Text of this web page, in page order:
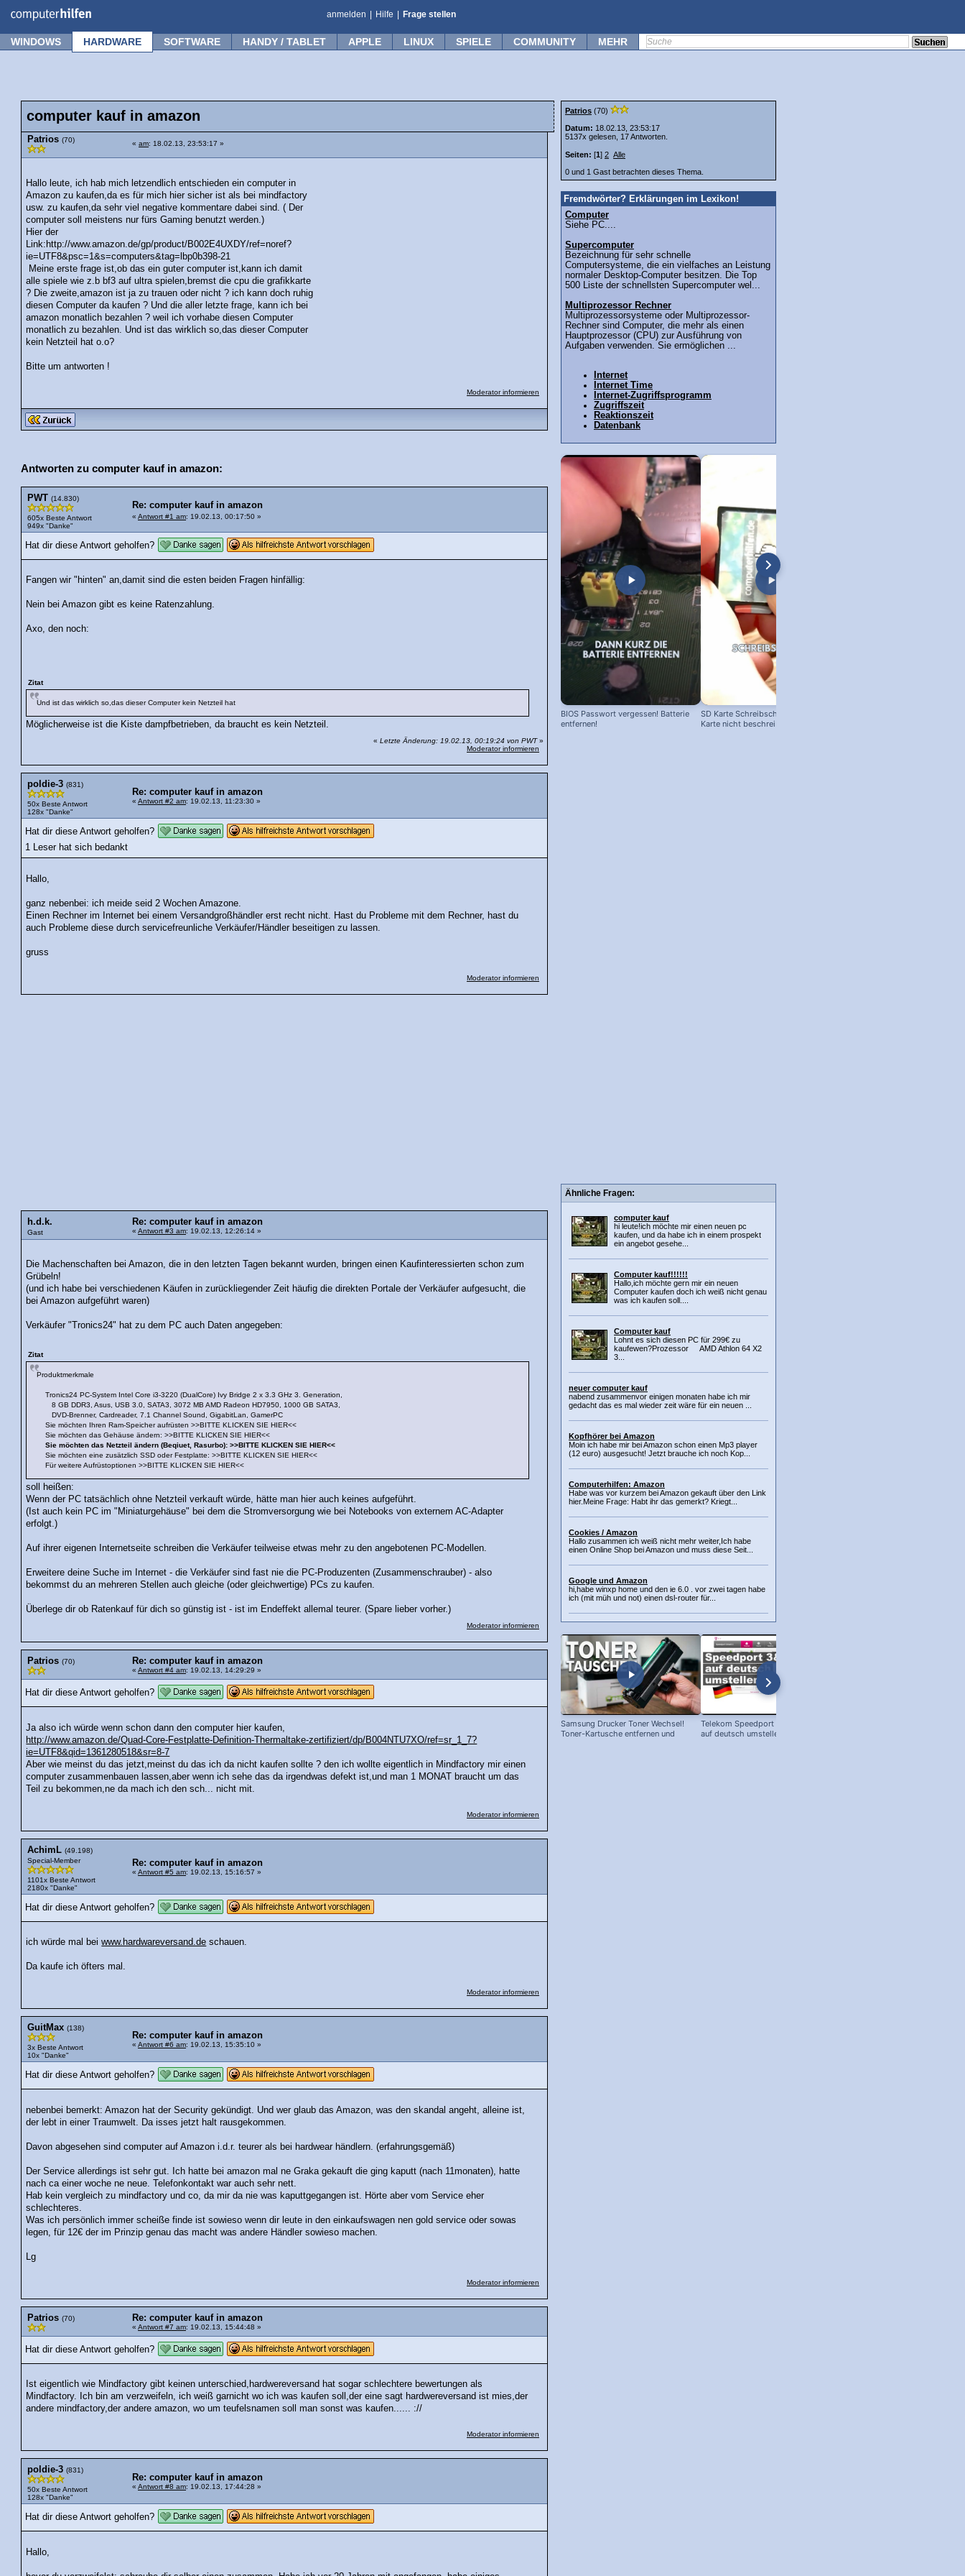
anmelden Hilfe Frage stellen
WINDOWS HARDWARE SOFTWARE HANDY / TABLET APPLE LINUX SPIELE COMMUNITY MEHR
computer kauf in amazon
Patrios (70) « am: 18.02.13, 23:53:17 »
Hallo leute, ich hab mich letzendlich entschieden ein computer in
Amazon zu kaufen,da es für mich hier sicher ist als bei mindfactory
usw. zu kaufen,da sehr viel negative kommentare dabei sind. ( Der
computer soll meistens nur fürs Gaming benutzt werden.)
Hier der
Link:http://www.amazon.de/gp/product/B002E4UXDY/ref=noref?
ie=UTF8&psc=1&s=computers&tag=lbp0b398-21
Meine erste frage ist,ob das ein guter computer ist,kann ich damit
alle spiele wie z.b bf3 auf ultra spielen,bremst die cpu die grafikkarte
? Die zweite,amazon ist ja zu trauen oder nicht ? ich kann doch ruhig
diesen Computer da kaufen ? Und die aller letzte frage, kann ich bei
amazon monatlich bezahlen ? weil ich vorhabe diesen Computer
monatlich zu bezahlen. Und ist das wirklich so,das dieser Computer
kein Netzteil hat o.o?
Bitte um antworten !
Moderator informieren
Antworten zu computer kauf in amazon:
PWT (14.830)
605x Beste Antwort
949x "Danke"
Re: computer kauf in amazon
« Antwort #1 am: 19.02.13, 00:17:50 »
Hat dir diese Antwort geholfen?
Fangen wir "hinten" an,damit sind die esten beiden Fragen hinfällig:
Nein bei Amazon gibt es keine Ratenzahlung.
Axo, den noch:
Zitat
Und ist das wirklich so,das dieser Computer kein Netzteil hat
Möglicherweise ist die Kiste dampfbetrieben, da braucht es kein Netzteil.
« Letzte Änderung: 19.02.13, 00:19:24 von PWT»
Moderator informieren
poldie-3 (831)
50x Beste Antwort
128x "Danke"
Re: computer kauf in amazon
« Antwort #2 am: 19.02.13, 11:23:30 »
Hat dir diese Antwort geholfen?
1 Leser hat sich bedankt
Hallo,
ganz nebenbei: ich meide seid 2 Wochen Amazone.
Einen Rechner im Internet bei einem Versandgroßhändler erst recht nicht. Hast du Probleme mit dem Rechner, hast du
auch Probleme diese durch servicefreunliche Verkäufer/Händler beseitigen zu lassen.
gruss
Moderator informieren
h.d.k.
Gast
Re: computer kauf in amazon
« Antwort #3 am: 19.02.13, 12:26:14 »
Die Machenschaften bei Amazon, die in den letzten Tagen bekannt wurden, bringen einen Kaufinteressierten schon zum
Grübeln!
(und ich habe bei verschiedenen Käufen in zurückliegender Zeit häufig die direkten Portale der Verkäufer aufgesucht, die
bei Amazon aufgeführt waren)
Verkäufer "Tronics24" hat zu dem PC auch Daten angegeben:
Zitat
Produktmerkmale
Tronics24 PC-System Intel Core i3-3220 (DualCore) Ivy Bridge 2 x 3.3 GHz 3. Generation,
8 GB DDR3, Asus, USB 3.0, SATA3, 3072 MB AMD Radeon HD7950, 1000 GB SATA3,
DVD-Brenner, Cardreader, 7.1 Channel Sound, GigabitLan, GamerPC
Sie möchten Ihren Ram-Speicher aufrüsten >>BITTE KLICKEN SIE HIER<<
Sie möchten das Gehäuse ändern: >>BITTE KLICKEN SIE HIER<<
Sie möchten das Netzteil ändern (Beqiuet, Rasurbo): >>BITTE KLICKEN SIE HIER<<
Sie möchten eine zusätzlich SSD oder Festplatte: >>BITTE KLICKEN SIE HIER<<
Für weitere Aufrüstoptionen >>BITTE KLICKEN SIE HIER<<
soll heißen:
Wenn der PC tatsächlich ohne Netzteil verkauft würde, hätte man hier auch keines aufgeführt.
(Ist auch kein PC im "Miniaturgehäuse" bei dem die Stromversorgung wie bei Notebooks von externem AC-Adapter
erfolgt.)
Auf ihrer eigenen Internetseite schreiben die Verkäufer teilweise etwas mehr zu den angebotenen PC-Modellen.
Erweitere deine Suche im Internet - die Verkäufer sind fast nie die PC-Produzenten (Zusammenschrauber) - also
bekommst du an mehreren Stellen auch gleiche (oder gleichwertige) PCs zu kaufen.
Überlege dir ob Ratenkauf für dich so günstig ist - ist im Endeffekt allemal teurer. (Spare lieber vorher.)
Moderator informieren
Patrios (70) Re: computer kauf in amazon
« Antwort #4 am: 19.02.13, 14:29:29 »
Hat dir diese Antwort geholfen?
Ja also ich würde wenn schon dann den computer hier kaufen,
http://www.amazon.de/Quad-Core-Festplatte-Definition-Thermaltake-zertifiziert/dp/B004NTU7XO/ref=sr_1_7?
ie=UTF8&qid=1361280518&sr=8-7
Aber wie meinst du das jetzt,meinst du das ich da nicht kaufen sollte ? den ich wollte eigentlich in Mindfactory mir einen
computer zusammenbauen lassen,aber wenn ich sehe das da irgendwas defekt ist,und man 1 MONAT braucht um das
Teil zu bekommen,ne da mach ich den sch... nicht mit.
Moderator informieren
AchimL (49.198)
Special-Member
1101x Beste Antwort
2180x "Danke"
Re: computer kauf in amazon
« Antwort #5 am: 19.02.13, 15:16:57 »
Hat dir diese Antwort geholfen?
ich würde mal beiwww.hardwareversand.de schauen.
Da kaufe ich öfters mal.
Moderator informieren
GuitMax (138)
3x Beste Antwort
10x "Danke"
Re: computer kauf in amazon
« Antwort #6 am: 19.02.13, 15:35:10 »
Hat dir diese Antwort geholfen?
nebenbei bemerkt: Amazon hat der Security gekündigt. Und wer glaub das Amazon, was den skandal angeht, alleine ist,
der lebt in einer Traumwelt. Da isses jetzt halt rausgekommen.
Davon abgesehen sind computer auf Amazon i.d.r. teurer als bei hardwear händlern. (erfahrungsgemäß)
Der Service allerdings ist sehr gut. Ich hatte bei amazon mal ne Graka gekauft die ging kaputt (nach 11monaten), hatte
nach ca einer woche ne neue. Telefonkontakt war auch sehr nett.
Hab kein vergleich zu mindfactory und co, da mir da nie was kaputtgegangen ist. Hörte aber vom Service eher
schlechteres.
Was ich persönlich immer scheiße finde ist sowieso wenn dir leute in den einkaufswagen nen gold service oder sowas
legen, für 12€ der im Prinzip genau das macht was andere Händler sowieso machen.
Lg
Moderator informieren
Patrios (70) Re: computer kauf in amazon
« Antwort #7 am: 19.02.13, 15:44:48 »
Hat dir diese Antwort geholfen?
Ist eigentlich wie Mindfactory gibt keinen unterschied,hardwereversand hat sogar schlechtere bewertungen als
Mindfactory. Ich bin am verzweifeln, ich weiß garnicht wo ich was kaufen soll,der eine sagt hardwereversand ist mies,der
andere mindfactory,der andere amazon, wo um teufelsnamen soll man sonst was kaufen...... ://
Moderator informieren
poldie-3 (831)
50x Beste Antwort
128x "Danke"
Re: computer kauf in amazon
« Antwort #8 am: 19.02.13, 17:44:28 »
Hat dir diese Antwort geholfen?
Hallo,
Patrios (70)
Datum: 18.02.13, 23:53:17
5137x gelesen, 17 Antworten.
Seiten: [1] 2 Alle
0 und 1 Gast betrachten dieses Thema.
Fremdwörter? Erklärungen im Lexikon!
Computer
Siehe PC....
Supercomputer
Bezeichnung für sehr schnelle
Computersysteme, die ein vielfaches an Leistung
normaler Desktop-Computer besitzen. Die Top
500 Liste der schnellsten Supercomputer wel...
Multiprozessor Rechner
Multiprozessorsysteme oder Multiprozessor-
Rechner sind Computer, die mehr als einen
Hauptprozessor (CPU) zur Ausführung von
Aufgaben verwenden. Sie ermöglichen ...
Internet
Internet Time
Internet-Zugriffsprogramm
Zugriffszeit
Reaktionszeit
Datenbank
BIOS Passwort vergessen! Batterie
entfernen!
SD Karte Schreibschutz austricksen:
Karte nicht beschreibbar?
Ähnliche Fragen:
computer kauf
hi leute!ich möchte mir einen neuen pc
kaufen, und da habe ich in einem prospekt
ein angebot gesehe...
Computer kauf!!!!!!
Hallo,ich möchte gern mir ein neuen
Computer kaufen doch ich weiß nicht genau
was ich kaufen soll....
Computer kauf
Lohnt es sich diesen PC für 299€ zu
kaufewen?Prozessor AMD Athlon 64 X2
3...
neuer computer kauf
nabend zusammenvor einigen monaten habe ich mir
gedacht das es mal wieder zeit wäre für ein neuen ...
Kopfhörer bei Amazon
Moin ich habe mir bei Amazon schon einen Mp3 player
(12 euro) ausgesucht! Jetzt brauche ich noch Kop...
Computerhilfen: Amazon
Habe was vor kurzem bei Amazon gekauft über den Link
hier.Meine Frage: Habt ihr das gemerkt? Kriegt...
Cookies / Amazon
Hallo zusammen ich weiß nicht mehr weiter,Ich habe
einen Online Shop bei Amazon und muss diese Seit...
Google und Amazon
hi,habe winxp home und den ie 6.0 . vor zwei tagen habe
ich (mit müh und not) einen dsl-router für...
Samsung Drucker Toner Wechsel!
Toner-Kartusche entfernen und
Telekom Speedport Router: Sprache
auf deutsch umstellen!